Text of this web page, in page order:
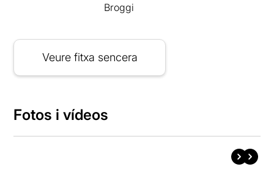
Broggi
Veure fitxa sencera
Fotos i vídeos